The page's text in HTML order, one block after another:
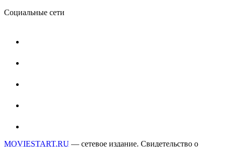
Социальные сети
MOVIESTART.RU — сетевое издание. Свидетельство о